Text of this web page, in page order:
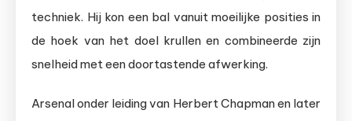
techniek. Hij kon een bal vanuit moeilijke posities in
de hoek van het doel krullen en combineerde zijn
snelheid met een doortastende afwerking.
Arsenal onder leiding van Herbert Chapman en later